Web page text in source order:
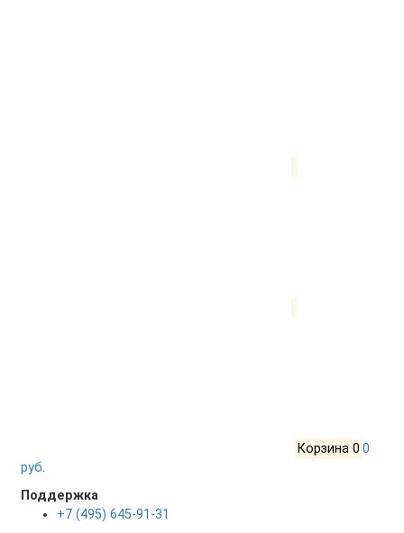
Корзина 0 0
руб.
Поддержка
+7 (495) 645-91-31